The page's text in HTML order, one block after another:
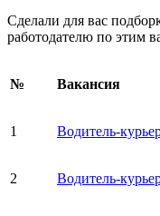
Сделали для вас
работодателю по этим
№ Вакансия
1 Водитель-
2 Водитель-